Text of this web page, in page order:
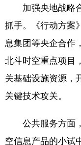
地方频道
北京
浙江
山东
四川
加强央地战略合
抓手。《行动方案
息集团等央企合作
北斗时空重点项目
关基础设施资源，
关键技术攻关。
公共服务方面，
空信息产品的小试